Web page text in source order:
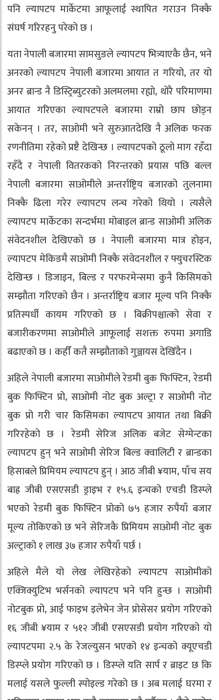
पनि ल्यापटप मार्केटमा आफूलाई स्थापित गराउन निक्कै
संघर्ष गरिरहनु परेको छ ।
यता नेपाली बजारमा सामसुङले ल्यापटप भित्र्याएकै छैन, भने
अनरको ल्यापटप नेपाली बजारमा आयात त गरियो, तर यो
अनर ब्रान्ड नै डिस्ट्रिब्युटरको अलमलमा रह्यो, थोरै परिमाणमा
आयात गरिएका ल्यापटपले बजारमा राम्रो छाप छोड्न
सकेनन् । तर, साओमी भने सुरुआतदेखि नै अलिक फरक
रणनीतिमा रहेको प्रष्टै देखिन्छ । ल्यापटपको ठूलो माग रहँदा
रहँदै र नेपाली वितरकको निरन्तरको प्रयास पछि बल्ल
नेपाली बजारमा साओमीले अन्तर्राष्ट्रिय बजारको तुलनामा
निक्कै ढिला गरेर ल्यापटप लन्च गरेको थियो । त्यसैले
ल्यापटप मार्केटका सन्दर्भमा मोबाइल ब्रान्ड साओमी अलिक
संवेदनशील देखिएको छ । नेपाली बजारमा मात्र होइन,
ल्यापटप मेकिङमै साओमी निक्कै संवेदनशील र फ्युचरस्टिक
देखिन्छ । डिजाइन, बिल्ड र परफरमेन्समा कुनै किसिमको
सम्झौता गरिएको छैन । अन्तर्राष्ट्रिय बजार मूल्य पनि निक्कै
प्रतिस्पर्धी कायम गरिएको छ । बिक्रीपश्चात्को सेवा र
बजारीकरणमा साओमीले आफूलाई सशक्त रुपमा अगाडि
बढाएको छ । कहीँं कतै सम्झौताको गुञ्जायस देखिँदैन ।
अहिले नेपाली बजारमा साओमीले रेडमी बुक फिफ्टिन, रेडमी
बुक फिफ्टिन प्रो, साओमी नोट बुक अल्ट्रा र साओमी नोट
बुक प्रो गरी चार किसिमका ल्यापटप आयात तथा बिक्री
गरिरहेको छ । रेडमी सेरिज अलिक बजेट सेग्मेन्टका
ल्यापटप हुन् भने साओमी सेरिज बिल्ड क्वालिटी र ब्रान्डका
हिसाबले प्रिमियम ल्यापटप हुन् । आठ जीबी ¥याम, पाँच सय
बाह्र जीबी एसएसडी ड्राइभ र १५.६ इन्चको एचडी डिस्प्ले
भएको रेडमी बुक फिफ्टिन प्रोको ७५ हजार रुपैयाँ बजार
मूल्य तोकिएको छ भने सेरिजकै प्रिमियम साओमी नोट बुक
अल्ट्राको १ लाख ३७ हजार रुपैयाँ पर्छ ।
अहिले मैले यो लेख लेखिरहेको ल्यापटप साओमीको
एक्जिक्युटिभ भर्सनको ल्यापटप भने पनि हुन्छ । साओमी
नोटबुक प्रो, आई फाइभ इलेभेन जेन प्रोसेसर प्रयोग गरिएको
१६ जीबी ¥याम र ५१२ जीबी एसएसडी प्रयोग गरिएको यो
ल्यापटपमा २.५ के रेजल्युसन भएको १४ इन्चको क्यूएचडी
डिस्प्ले प्रयोग गरिएको छ । डिस्प्ले यति सार्प र ब्राइट छ कि
मलाई यसले फुल्ली स्पोइल्ड गरेको छ । अब मलाई घरमा र